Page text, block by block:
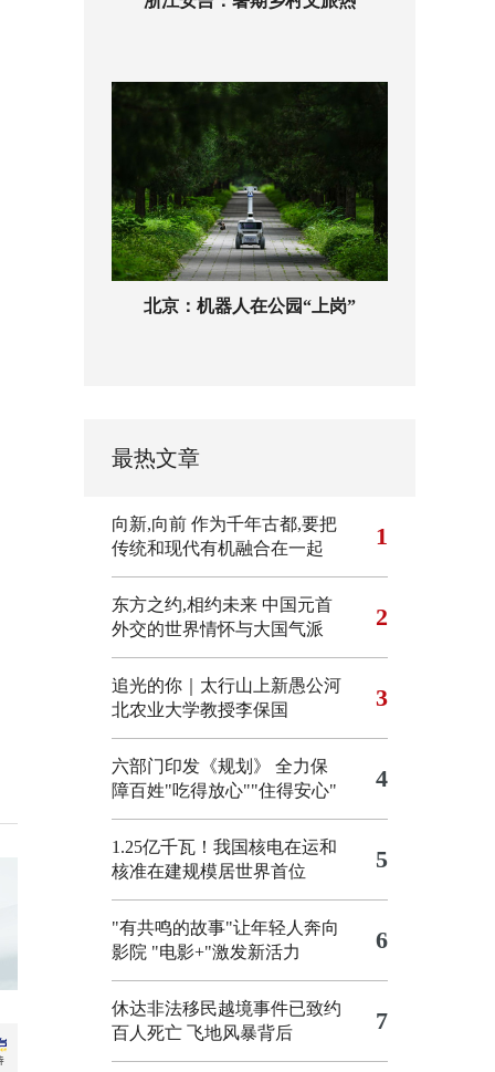
北京：机器人在公园“上岗”
最热文章
向新,向前 作为千年古都,要把
传统和现代有机融合在一起
1
东方之约,相约未来 中国元首
外交的世界情怀与大国气派
2
追光的你｜太行山上新愚公河
北农业大学教授李保国
3
六部门印发《规划》 全力保
障百姓"吃得放心""住得安心"
4
1.25亿千瓦！我国核电在运和
核准在建规模居世界首位
5
"有共鸣的故事"让年轻人奔向
影院 "电影+"激发新活力 6
休达非法移民越境事件已致约
百人死亡 飞地风暴背后 7